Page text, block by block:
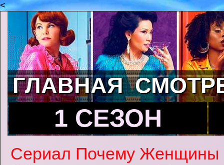
<
ГЛАВНАЯ
1 СЕЗОН
Сериал Почему Женщины